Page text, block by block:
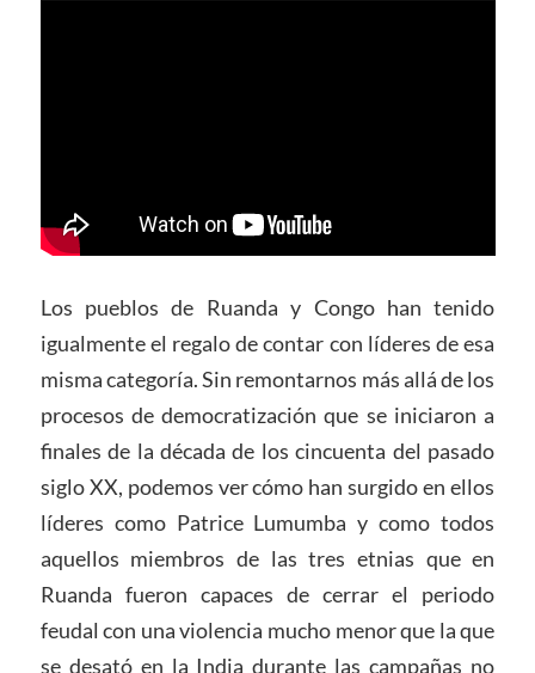
Los pueblos de Ruanda y Congo han tenido
igualmente el regalo de contar con líderes de esa
misma categoría. Sin remontarnos más allá de los
procesos de democratización que se iniciaron a
finales de la década de los cincuenta del pasado
siglo XX, podemos ver cómo han surgido en ellos
líderes como Patrice Lumumba y como todos
aquellos miembros de las tres etnias que en
Ruanda fueron capaces de cerrar el periodo
feudal con una violencia mucho menor que la que
se desató en la India durante las campañas no